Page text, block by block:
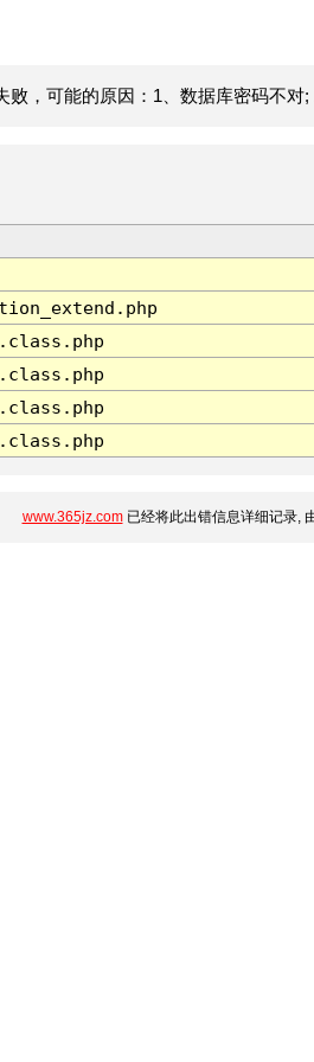
，可能的原因：1、数据库密码不对;
www.365jz.com已经将此出错信息详细记录,